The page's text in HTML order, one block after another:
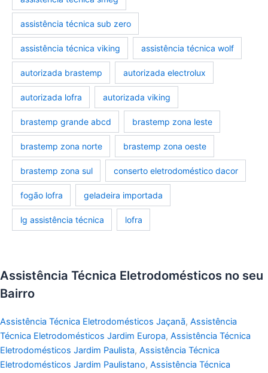
assistência técnica sub zero
assistência técnica viking assistência técnica wolf
autorizada brastemp autorizada electrolux
autorizada lofra autorizada viking
brastemp grande abcd brastemp zona leste
brastemp zona norte brastemp zona oeste
brastemp zona sul conserto eletrodoméstico dacor
fogão lofra geladeira importada
lg assistência técnica lofra
Assistência Técnica Eletrodomésticos no seu
Bairro
Assistência Técnica Eletrodomésticos Jaçanã, Assistência
Técnica Eletrodomésticos Jardim Europa, Assistência Técnica
Eletrodomésticos Jardim Paulista, Assistência Técnica
Eletrodomésticos Jardim Paulistano, Assistência Técnica